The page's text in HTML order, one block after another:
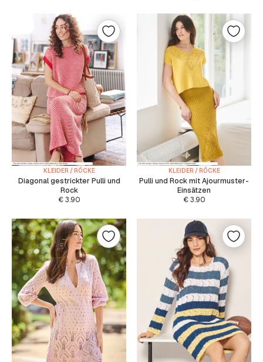
KLEIDER / RÖCKE
Diagonal gestrickter Pulli und
Rock
€3.90
KLEIDER / RÖCKE
Pulli und Rock mit Ajourmuster-
Einsätzen
€3.90